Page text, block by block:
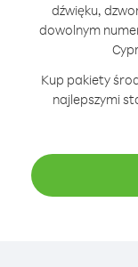
dźwięku,
dowolnym
Kup pakiety
najlepszymi